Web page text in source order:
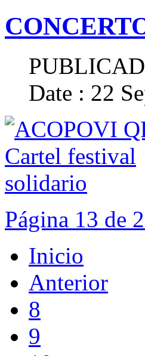
Date : 22
Página 13 de
Inicio
Anterior
8
9